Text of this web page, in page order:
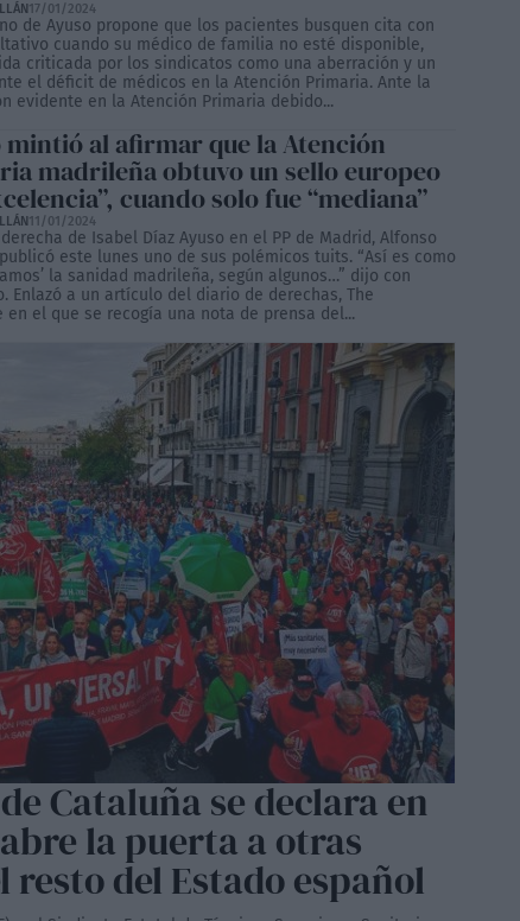
17/01/2024
de Ayuso propone que los pacientes busquen cita con
cuando su médico de familia no esté disponible,
criticada por los sindicatos como una aberración y un
el déficit de médicos en la Atención Primaria. Ante la
evidente en la Atención Primaria debido...
mintió al afirmar que la Atención
madrileña obtuvo un sello europeo
cuando solo fue “mediana”
11/01/2024
de Isabel Díaz Ayuso en el PP de Madrid, Alfonso
este lunes uno de sus polémicos tuits. “Así es como
la sanidad madrileña, según algunos…” dijo con
Enlazó a un artículo del diario de derechas, The
en el que se recogía una nota de prensa del...
Cataluña se declara en
la puerta a otras
del Estado español